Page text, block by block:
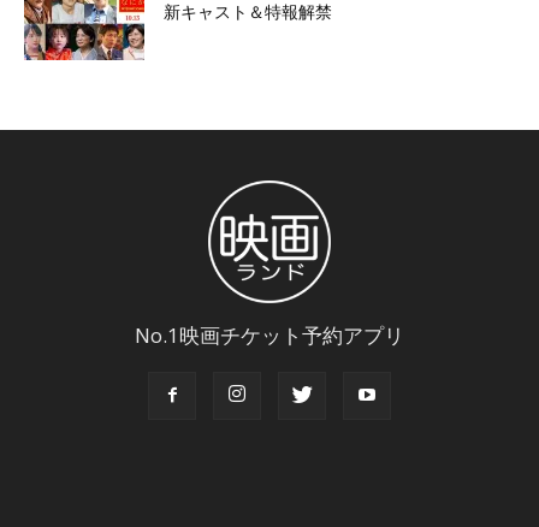
新キャスト＆特報解禁
No.1映画チケット予約アプリ